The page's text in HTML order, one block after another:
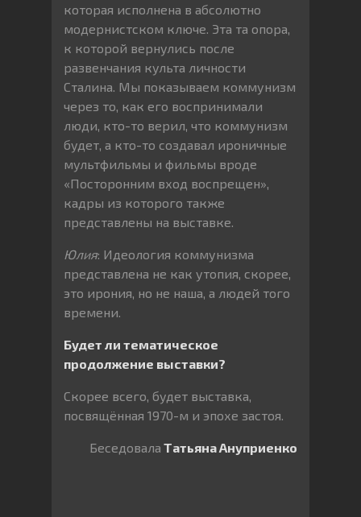
которая исполнена в абсолютно
модернистском ключе. Эта та опора,
к которой вернулись после
развенчания культа личности
Сталина. Мы показываем коммунизм
через то, как его воспринимали
люди, кто-то верил, что коммунизм
будет, а кто-то создавал ироничные
мультфильмы и фильмы вроде
«Посторонним вход воспрещен»,
кадры из которого также
представлены на выставке.
Юлия: Идеология коммунизма
представлена не как утопия, скорее,
это ирония, но не наша, а людей того
времени.
Будет ли тематическое
продолжение выставки?
Скорее всего, будет выставка,
посвящённая 1970-м и эпохе застоя.
Беседовала Татьяна Ануприенко